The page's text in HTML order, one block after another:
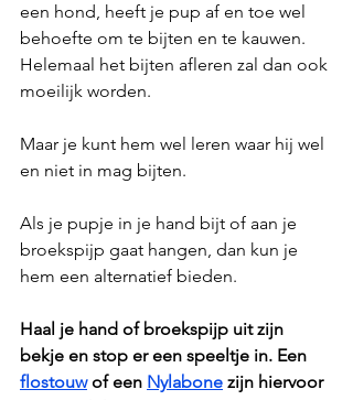
een hond, heeft je pup af en toe wel
behoefte om te bijten en te kauwen.
Helemaal het bijten afleren zal dan ook
moeilijk worden.
Maar je kunt hem wel leren waar hij wel
en niet in mag bijten.
Als je pupje in je hand bijt of aan je
broekspijp gaat hangen, dan kun je
hem een alternatief bieden.
Haal je hand of broekspijp uit zijn
bekje en stop er een speeltje in. Een
flostouw of een Nylabone zijn hiervoor